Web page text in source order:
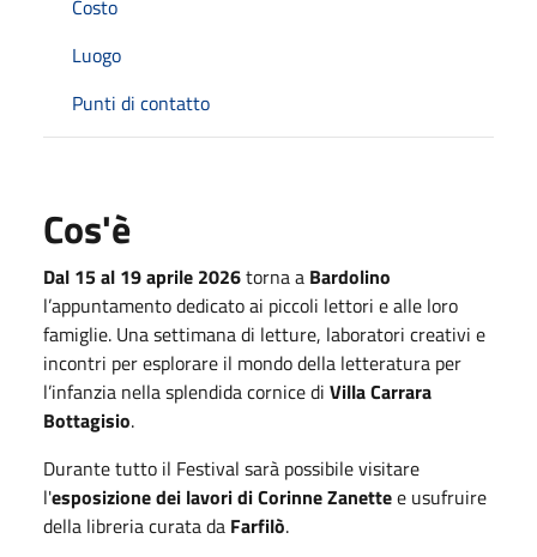
Costo
Luogo
Punti di contatto
Cos'è
Dal 15 al 19 aprile 2026torna a Bardolino
l’appuntamento dedicato ai piccoli lettori e alle loro
famiglie. Una settimana di letture, laboratori creativi e
incontri per esplorare il mondo della letteratura per
l’infanzia nella splendida cornice di Villa Carrara
Bottagisio.
Durante tutto il Festival sarà possibile visitare
l'esposizione dei lavori di Corinne Zanettee usufruire
della libreria curata da Farfilò.